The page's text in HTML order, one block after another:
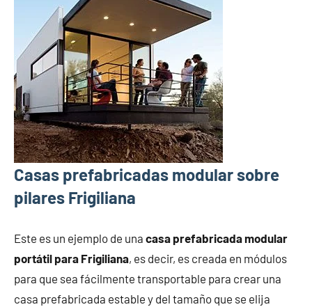
Casas prefabricadas modular sobre
pilares Frigiliana
Este es un ejemplo de una casa prefabricada modular
portátil para Frigiliana, es decir, es creada en módulos
para que sea fácilmente transportable para crear una
casa prefabricada estable y del tamaño que se elija